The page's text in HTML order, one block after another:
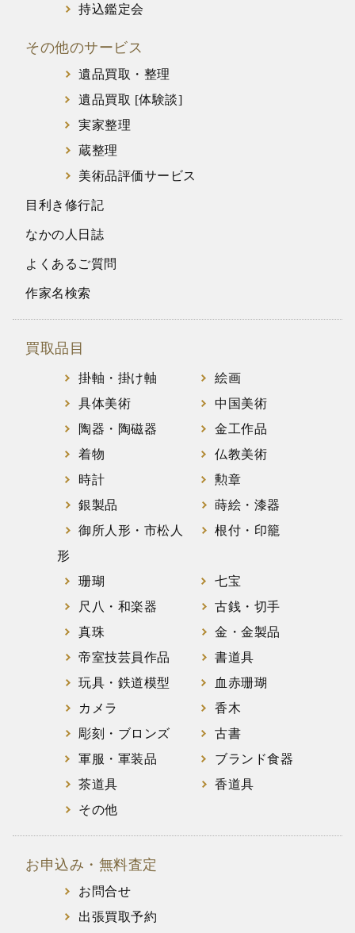
持込鑑定会
その他のサービス
遺品買取・整理
遺品買取 [体験談]
実家整理
蔵整理
美術品評価サービス
目利き修行記
なかの人日誌
よくあるご質問
作家名検索
買取品目
掛軸・掛け軸
絵画
具体美術
中国美術
陶器・陶磁器
金工作品
着物
仏教美術
時計
勲章
銀製品
蒔絵・漆器
御所人形・市松人
形
根付・印籠
珊瑚
七宝
尺八・和楽器
古銭・切手
真珠
金・金製品
帝室技芸員作品
書道具
玩具・鉄道模型
血赤珊瑚
カメラ
香木
彫刻・ブロンズ
古書
軍服・軍装品
ブランド食器
茶道具
香道具
その他
お申込み・無料査定
お問合せ
出張買取予約